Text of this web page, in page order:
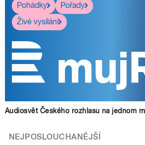
Pohádky
Pořady
Živé vysílání
Audiosvět Českého rozhlasu na jednom
NEJPOSLOUCHANĚJŠÍ